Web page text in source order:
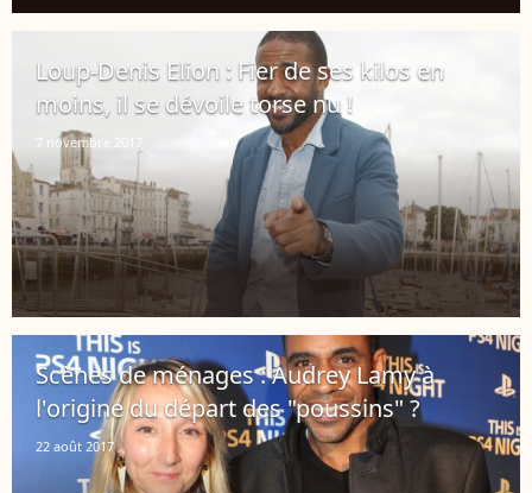
Loup-Denis Elion : Fier de ses kilos en
moins, il se dévoile torse nu !
7 novembre 2017
Scènes de ménages : Audrey Lamy à
l'origine du départ des "poussins" ?
22 août 2017